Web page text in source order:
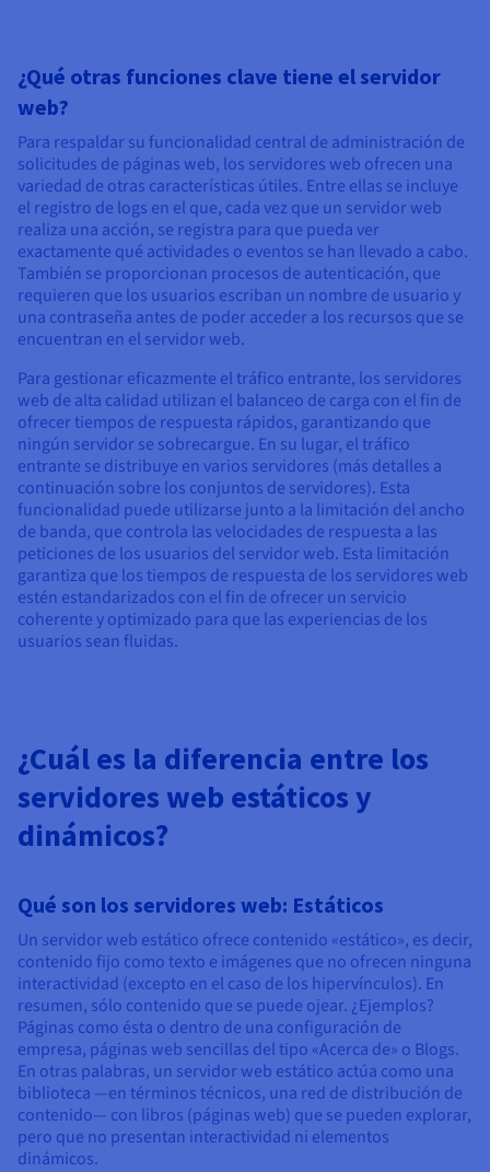
¿Qué otras funciones clave tiene el servidor
web?
Para respaldar su funcionalidad central de administración de
solicitudes de páginas web, los servidores web ofrecen una
variedad de otras características útiles. Entre ellas se incluye
el registro de logs en el que, cada vez que un servidor web
realiza una acción, se registra para que pueda ver
exactamente qué actividades o eventos se han llevado a cabo.
También se proporcionan procesos de autenticación, que
requieren que los usuarios escriban un nombre de usuario y
una contraseña antes de poder acceder a los recursos que se
encuentran en el servidor web.
Para gestionar eficazmente el tráfico entrante, los servidores
web de alta calidad utilizan el balanceo de carga con el fin de
ofrecer tiempos de respuesta rápidos, garantizando que
ningún servidor se sobrecargue. En su lugar, el tráfico
entrante se distribuye en varios servidores (más detalles a
continuación sobre los conjuntos de servidores). Esta
funcionalidad puede utilizarse junto a la limitación del ancho
de banda, que controla las velocidades de respuesta a las
peticiones de los usuarios del servidor web. Esta limitación
garantiza que los tiempos de respuesta de los servidores web
estén estandarizados con el fin de ofrecer un servicio
coherente y optimizado para que las experiencias de los
usuarios sean fluidas.
¿Cuál es la diferencia entre los
servidores web estáticos y
dinámicos?
Qué son los servidores web: Estáticos
Un servidor web estático ofrece contenido «estático», es decir,
contenido fijo como texto e imágenes que no ofrecen ninguna
interactividad (excepto en el caso de los hipervínculos). En
resumen, sólo contenido que se puede ojear. ¿Ejemplos?
Páginas como ésta o dentro de una configuración de
empresa, páginas web sencillas del tipo «Acerca de» o Blogs.
En otras palabras, un servidor web estático actúa como una
biblioteca —en términos técnicos, una red de distribución de
contenido— con libros (páginas web) que se pueden explorar,
pero que no presentan interactividad ni elementos
dinámicos.